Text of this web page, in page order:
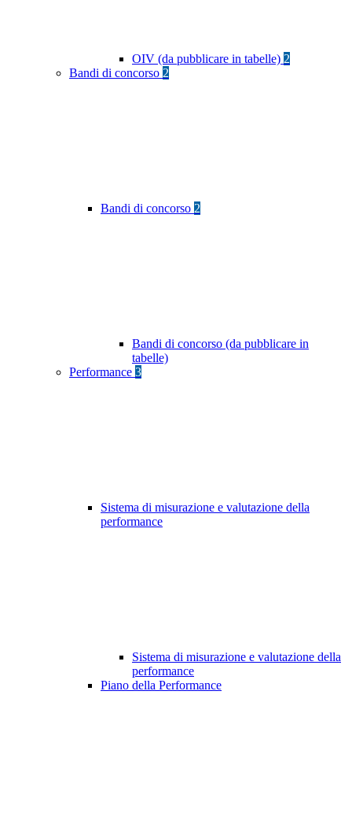
OIV (da pubblicare in tabelle) 2
Bandi di concorso 2
Bandi di concorso 2
Bandi di concorso (da pubblicare in
tabelle)
Performance 3
Sistema di misurazione e valutazione della
performance
Sistema di misurazione e valutazione della
performance
Piano della Performance